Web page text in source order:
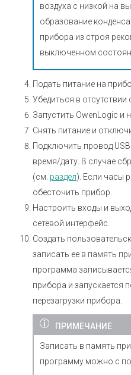
воздуха с низкой на
образование
прибора из строя
выключенном
Подать питание на
Убедиться в
Запустить OwenLogic и
Снять питание и
Подключить провод
время/дату. В случае
(см. раздел). Если часы
обесточить прибор.
Настроить входы и
сетевой интерфейс.
Создать
записать ее в память
программа
прибора и запускается
перезагрузки прибора.
ПРИМЕЧАНИЕ
Записать в память
программу можно с